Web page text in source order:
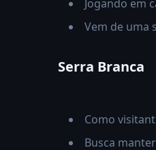
Jogando em
Vem de uma
Serra Branca
Como
Busca